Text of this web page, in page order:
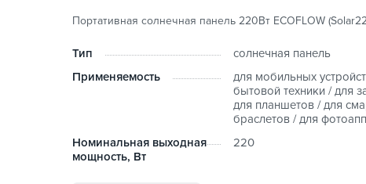
Портативная солнечная панель 220Вт ECOFLOW
Тип
солнечная панель
Применяемость
для мобильных
бытовой техники / для
для планшетов / для
браслетов / для
Номинальная выходная
мощность, Вт
220